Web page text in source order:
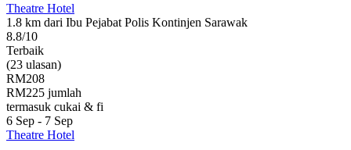
Theatre Hotel
1.8 km dari Ibu Pejabat Polis Kontinjen Sarawak
8.8/10
Terbaik
(23 ulasan)
RM208
RM225 jumlah
termasuk cukai & fi
6 Sep - 7 Sep
Theatre Hotel